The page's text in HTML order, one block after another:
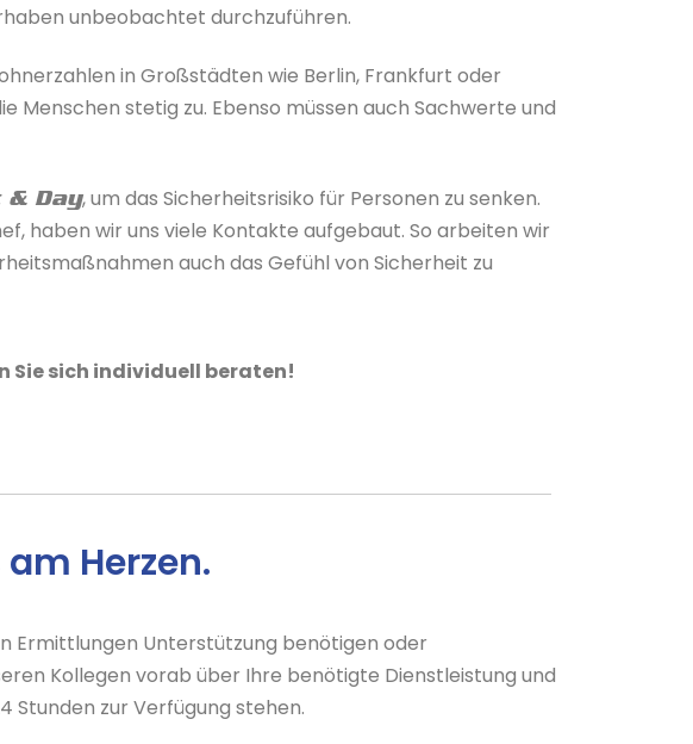
unbeobachtet durchzuführen.
in Großstädten wie Berlin, Frankfurt oder
Menschen stetig zu. Ebenso müssen auch Sachwerte und
& Day, um das Sicherheitsrisiko für Personen zu senken.
haben wir uns viele Kontakte aufgebaut. So arbeiten wir
auch das Gefühl von Sicherheit zu
Sie sich individuell beraten!
Herzen.
Ermittlungen Unterstützung benötigen oder
Kollegen vorab über Ihre benötigte Dienstleistung und
Stunden zur Verfügung stehen.